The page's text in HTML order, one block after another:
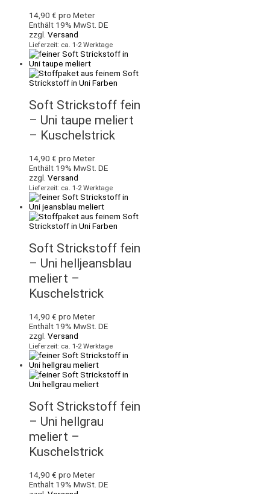
14,90 € pro Meter
Enthält 19% MwSt. DE
zzgl. Versand
Lieferzeit: ca. 1-2 Werktage
Soft Strickstoff fein
– Uni taupe meliert
– Kuschelstrick
14,90 € pro Meter
Enthält 19% MwSt. DE
zzgl. Versand
Lieferzeit: ca. 1-2 Werktage
Soft Strickstoff fein
– Uni helljeansblau
meliert –
Kuschelstrick
14,90 € pro Meter
Enthält 19% MwSt. DE
zzgl. Versand
Lieferzeit: ca. 1-2 Werktage
Soft Strickstoff fein
– Uni hellgrau
meliert –
Kuschelstrick
14,90 € pro Meter
Enthält 19% MwSt. DE